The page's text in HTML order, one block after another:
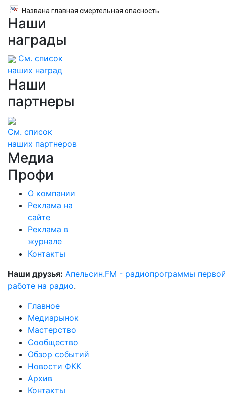
Названа главная смертельная опасность
секса
Наши
награды
См. список
наших наград
Наши
партнеры
См. список
наших партнеров
Медиа
Профи
О компании
Реклама на
сайте
Реклама в
журнале
Контакты
Наши друзья: Апельсин.FM - радиопрограммы
работе на радио.
Главное
Медиарынок
Мастерство
Сообщество
Обзор событий
Новости ФКК
Архив
Контакты